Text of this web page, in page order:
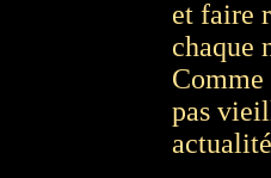
et faire
chaque
pas